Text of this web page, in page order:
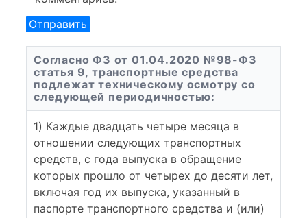
Согласно ФЗ от 01.04.2020 №98-ФЗ
статья 9, транспортные средства
подлежат техническому осмотру со
следующей периодичностью:
1) Каждые двадцать четыре месяца в
отношении следующих транспортных
средств, с года выпуска в обращение
которых прошло от четырех до десяти лет,
включая год их выпуска, указанный в
паспорте транспортного средства и (или)